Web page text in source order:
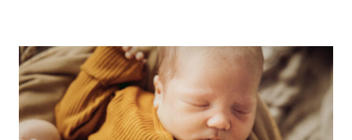
SAIRAALAVAATTEITA
VASTASYNTYNEILLE
JA
KESKOSILLE